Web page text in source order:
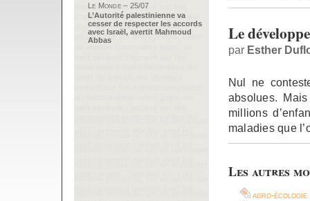
Le
par Esther
Nul ne
absolues.
millions
maladies que
Les autres
agro-écologie
Le Monde – 25/07
L’Autorité palestinienne va
cesser de respecter les accords
avec Israël, avertit Mahmoud
Abbas